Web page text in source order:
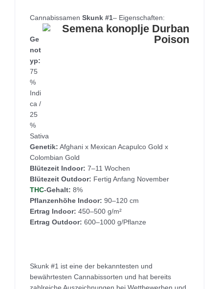
Cannabissamen Skunk #1– Eigenschaften:
Ge
not
yp:
75
%
Indi
ca /
25
%
Sativa
Genetik: Afghani x Mexican Acapulco Gold x
Colombian Gold
Blütezeit Indoor: 7–11 Wochen
Blütezeit Outdoor: Fertig Anfang November
THC-Gehalt: 8%
Pflanzenhöhe Indoor: 90–120 cm
Ertrag Indoor: 450–500 g/m²
Ertrag Outdoor: 600–1000 g/Pflanze
Skunk #1 ist eine der bekanntesten und
bewährtesten Cannabissorten und hat bereits